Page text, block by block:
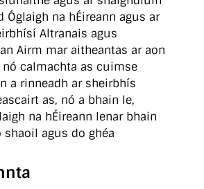
Óglaigh na hÉireann agus ar
Altranais agus
Airm mar aitheantas ar aon
calmachta as cuimse
a rinneadh ar sheirbhís
as, nó a bhain le,
na hÉireann lenar bhain
shaoil agus do ghéa